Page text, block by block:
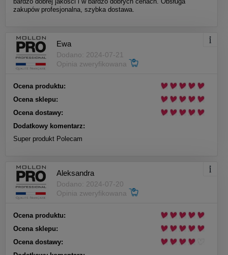
zakupów profesjonalna, szybka dostawa.
Ewa
Dodano: 2024-07-21
Opinia zweryfikowana
Ocena produktu:
Ocena sklepu:
Ocena dostawy:
Dodatkowy komentarz:
Super produkt Polecam
Aleksandra
Dodano: 2024-07-20
Opinia zweryfikowana
Ocena produktu:
Ocena sklepu:
Ocena dostawy: